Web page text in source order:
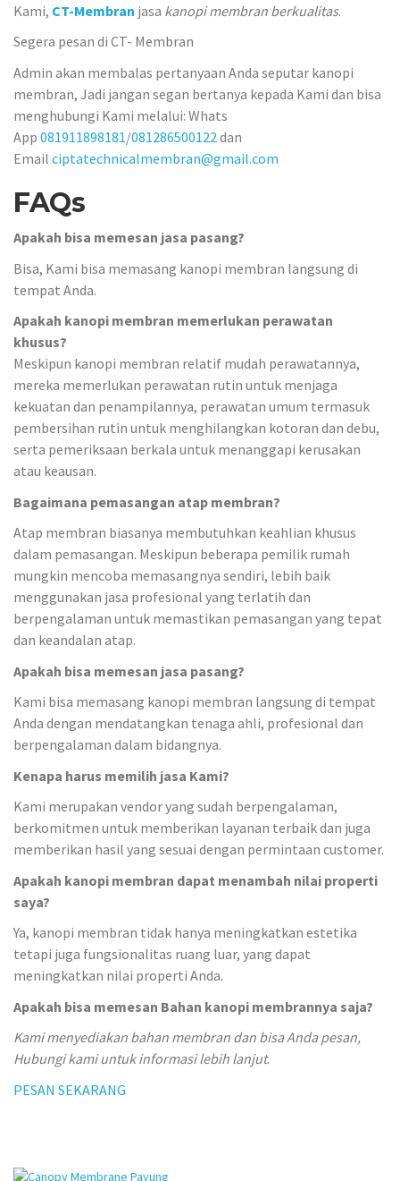
Kami, CT-Membran jasa kanopi membran berkualitas.
Segera pesan di CT- Membran
Admin akan membalas pertanyaan Anda seputar kanopi
membran, Jadi jangan segan bertanya kepada Kami dan bisa
menghubungi Kami melalui: Whats
App 081911898181/081286500122 dan
Email ciptatechnicalmembran@gmail.com
FAQs
Apakah bisa memesan jasa pasang?
Bisa, Kami bisa memasang kanopi membran langsung di
tempat Anda.
Apakah kanopi membran memerlukan perawatan
khusus?
Meskipun kanopi membran relatif mudah perawatannya,
mereka memerlukan perawatan rutin untuk menjaga
kekuatan dan penampilannya, perawatan umum termasuk
pembersihan rutin untuk menghilangkan kotoran dan debu,
serta pemeriksaan berkala untuk menanggapi kerusakan
atau keausan.
Bagaimana pemasangan atap membran?
Atap membran biasanya membutuhkan keahlian khusus
dalam pemasangan. Meskipun beberapa pemilik rumah
mungkin mencoba memasangnya sendiri, lebih baik
menggunakan jasa profesional yang terlatih dan
berpengalaman untuk memastikan pemasangan yang tepat
dan keandalan atap.
Apakah bisa memesan jasa pasang?
Kami bisa memasang kanopi membran langsung di tempat
Anda dengan mendatangkan tenaga ahli, profesional dan
berpengalaman dalam bidangnya.
Kenapa harus memilih jasa Kami?
Kami merupakan vendor yang sudah berpengalaman,
berkomitmen untuk memberikan layanan terbaik dan juga
memberikan hasil yang sesuai dengan permintaan customer.
Apakah kanopi membran dapat menambah nilai properti
saya?
Ya, kanopi membran tidak hanya meningkatkan estetika
tetapi juga fungsionalitas ruang luar, yang dapat
meningkatkan nilai properti Anda.
Apakah bisa memesan Bahan kanopi membrannya saja?
Kami menyediakan bahan membran dan bisa Anda pesan,
Hubungi kami untuk informasi lebih lanjut.
PESAN SEKARANG